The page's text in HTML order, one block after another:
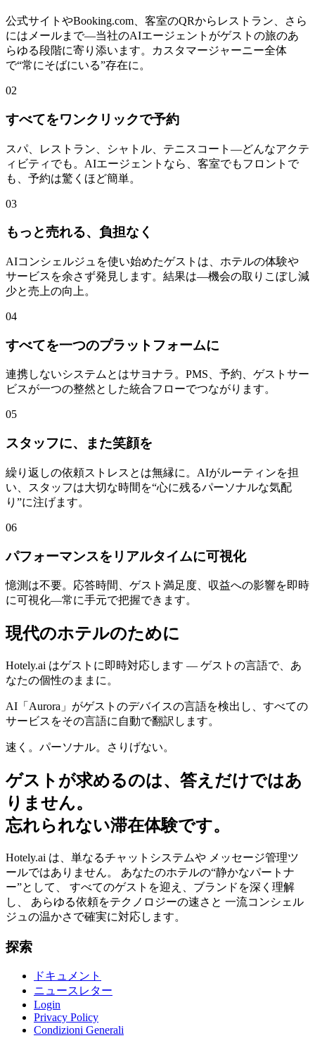
公式サイトやBooking.com、客室のQRからレストラン、さら
にはメールまで—当社のAIエージェントがゲストの旅のあ
らゆる段階に寄り添います。カスタマージャーニー全体
で“常にそばにいる”存在に。
02
すべてをワンクリックで予約
スパ、レストラン、シャトル、テニスコート—どんなアクテ
ィビティでも。AIエージェントなら、客室でもフロントで
も、予約は驚くほど簡単。
03
もっと売れる、負担なく
AIコンシェルジュを使い始めたゲストは、ホテルの体験や
サービスを余さず発見します。結果は—機会の取りこぼし減
少と売上の向上。
04
すべてを一つのプラットフォームに
連携しないシステムとはサヨナラ。PMS、予約、ゲストサー
ビスが一つの整然とした統合フローでつながります。
05
スタッフに、また笑顔を
繰り返しの依頼ストレスとは無縁に。AIがルーティンを担
い、スタッフは大切な時間を“心に残るパーソナルな気配
り”に注げます。
06
パフォーマンスをリアルタイムに可視化
憶測は不要。応答時間、ゲスト満足度、収益への影響を即時
に可視化—常に手元で把握できます。
現代のホテルのために
Hotely.ai はゲストに即時対応します — ゲストの言語で、あ
なたの個性のままに。
AI「Aurora」がゲストのデバイスの言語を検出し、すべての
サービスをその言語に自動で翻訳します。
速く。パーソナル。さりげない。
ゲストが求めるのは、答えだけではあ
りません。
忘れられない滞在体験です。
Hotely.ai は、単なるチャットシステムや メッセージ管理ツ
ールではありません。 あなたのホテルの“静かなパートナ
ー”として、 すべてのゲストを迎え、ブランドを深く理解
し、 あらゆる依頼をテクノロジーの速さと 一流コンシェル
ジュの温かさで確実に対応します。
探索
ドキュメント
ニュースレター
Login
Privacy Policy
Condizioni Generali